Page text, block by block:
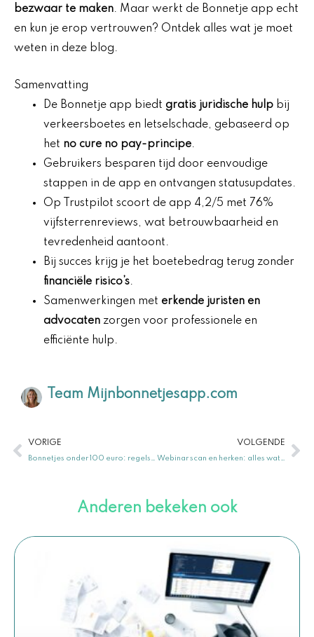
bezwaar te maken. Maar werkt de Bonnetje app echt
en kun je erop vertrouwen? Ontdek alles wat je moet
weten in deze blog.
Samenvatting
De Bonnetje app biedt gratis juridische hulp bij
verkeersboetes en letselschade, gebaseerd op
het no cure no pay-principe.
Gebruikers besparen tijd door eenvoudige
stappen in de app en ontvangen statusupdates.
Op Trustpilot scoort de app 4,2/5 met 76%
vijfsterrenreviews, wat betrouwbaarheid en
tevredenheid aantoont.
Bij succes krijg je het boetebedrag terug zonder
financiële risico’s.
Samenwerkingen met erkende juristen en
advocaten zorgen voor professionele en
efficiënte hulp.
Team Mijnbonnetjesapp.com
Vorige
VORIGE VOLGENDE
Anderen bekeken ook